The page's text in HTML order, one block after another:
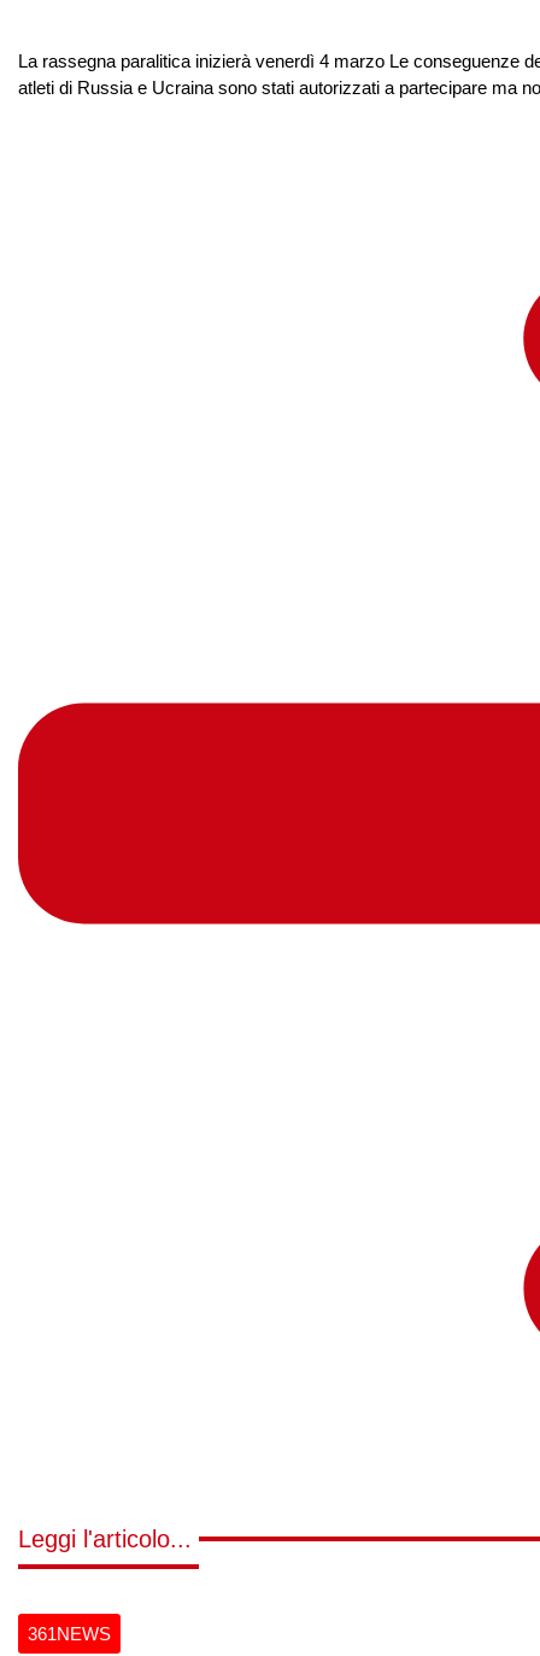
La rassegna paralitica inizierà venerdì 4 marzo Le conseguenze
atleti di Russia e Ucraina sono stati autorizzati a partecipare ma
Leggi l'articolo...
361NEWS